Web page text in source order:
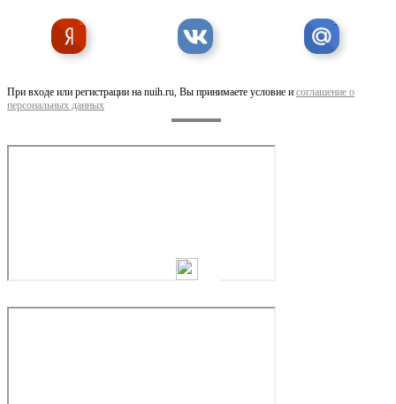
При входе или регистрации на nuih.ru, Вы принимаете условие и соглашение о
персональных данных